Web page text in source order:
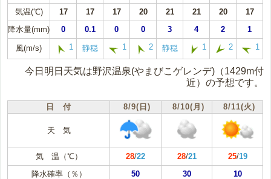
気温(℃) 17 17 17 20 21 21 20
17
降水量(mm)
0 0.1 0 0 3 4 2 1
風(m/s) 1 静穏 1 2 静穏 1 2 1
今日明日天気は野沢温泉(やまびこゲレンデ)（1429m付
近）の予想です。
日 付 8/9(日) 8/10(月) 8/11(火)
天 気
気 温（℃） 28/22 28/21 25/19
降水確率（％）
50 30 10